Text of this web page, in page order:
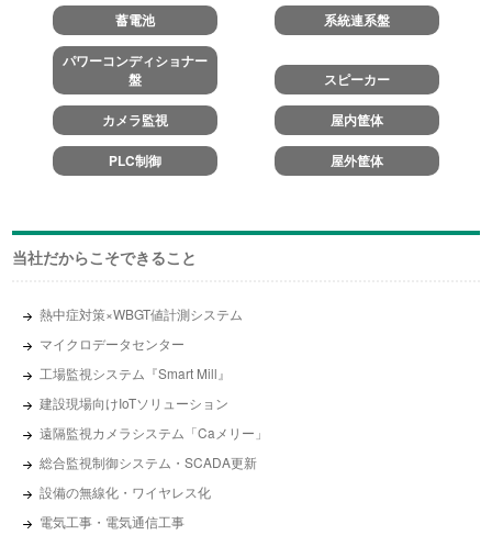
蓄電池 系統連系盤
パワーコンディショナー
盤
スピーカー
カメラ監視 屋内筐体
PLC制御 屋外筐体
当社だからこそできること
熱中症対策×WBGT値計測システム
マイクロデータセンター
工場監視システム『Smart Mill』
建設現場向けIoTソリューション
遠隔監視カメラシステム「Caメリー」
総合監視制御システム・SCADA更新
設備の無線化・ワイヤレス化
電気工事・電気通信工事